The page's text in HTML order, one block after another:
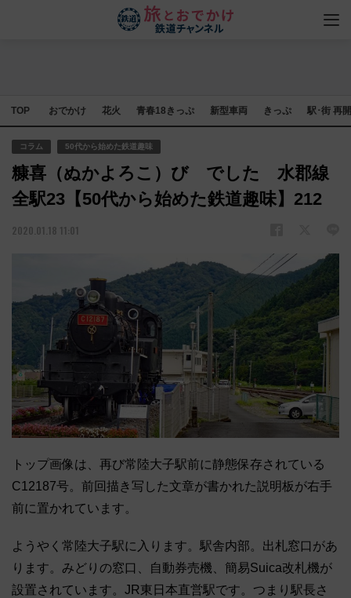
TOP おでかけ 花火 青春18きっぷ 新型車両 きっぷ 駅･街 再
コラム 50代から始めた鉄道趣味
糠喜（ぬかよろこ）び でした 水郡線
全駅23【50代から始めた鉄道趣味】212
2020.01.18 11:01
トップ画像は、再び常陸大子駅前に静態保存されている
C12187号。前回描き写した文章が書かれた説明板が右手
前に置かれています。
ようやく常陸大子駅に入ります。駅舎内部。出札窓口があ
ります。みどりの窓口、自動券売機、簡易Suica改札機が
設置されています。JR東日本直営駅です。つまり駅長さ